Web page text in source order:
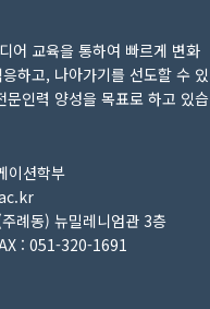
어 교육을 통하여 빠르게 변화
하고, 나아가기를 선도할 수 있
인력 양성을 목표로 하고 있습
이션학부
례동) 뉴밀레니엄관 3층
: 051-320-1691